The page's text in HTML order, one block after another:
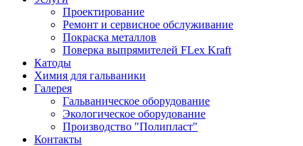
Проектирование
Ремонт и сервисное обслуживание
Покраска металлов
Поверка выпрямителей FLex Kraft
Катоды
Химия для гальваники
Галерея
Гальваническое оборудование
Экологическое оборудование
Производство "Полипласт"
Контакты